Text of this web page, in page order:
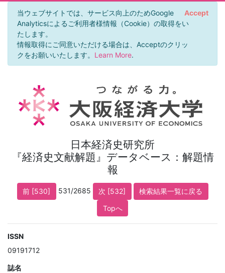
当ウェブサイトでは、サービス向上のためGoogle
Analyticsによるご利用者様情報（Cookie）の取得をい
たします。
情報取得にご同意いただける場合は、Acceptのクリッ
クをお願いいたします。 Learn More.
Accept
日本経済史研究所
『経済史文献解題』データベース：解題情
報
前 [530] 531/2685 次 [532]
検索結果一覧に戻る
Topへ
ISSN
09191712
誌名